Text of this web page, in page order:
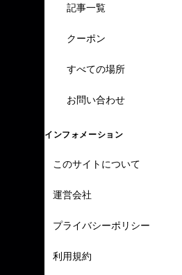
記事一覧
クーポン
すべての場所
お問い合わせ
インフォメーション
このサイトについて
運営会社
プライバシーポリシー
利用規約